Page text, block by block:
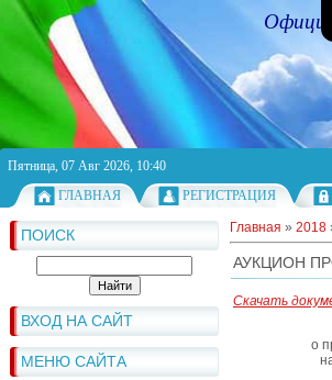
Пятница, 07 Авг 2026, 10:40
ГЛАВНАЯ
РЕГИСТРАЦИЯ
ПОИСК
ВХОД НА САЙТ
МЕНЮ САЙТА
Главная » 2018
АУКЦИОН
Скачать
о